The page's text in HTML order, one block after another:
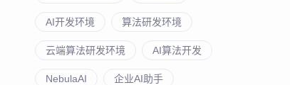
AI开发环境 算法研发环境
云端算法研发环境 AI算法开发
NebulaAI 企业AI助手